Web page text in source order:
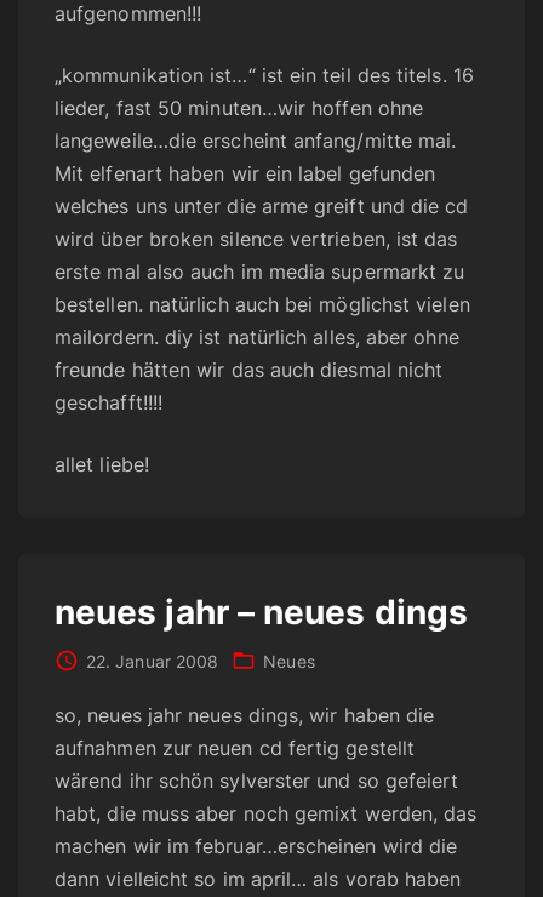
aufgenommen!!!
„kommunikation ist…“ ist ein teil des titels. 16
lieder, fast 50 minuten…wir hoffen ohne
langeweile…die erscheint anfang/mitte mai.
Mit elfenart haben wir ein label gefunden
welches uns unter die arme greift und die cd
wird über broken silence vertrieben, ist das
erste mal also auch im media supermarkt zu
bestellen. natürlich auch bei möglichst vielen
mailordern. diy ist natürlich alles, aber ohne
freunde hätten wir das auch diesmal nicht
geschafft!!!!
allet liebe!
neues jahr – neues dings
22. Januar 2008 Neues
so, neues jahr neues dings, wir haben die
aufnahmen zur neuen cd fertig gestellt
wärend ihr schön sylverster und so gefeiert
habt, die muss aber noch gemixt werden, das
machen wir im februar…erscheinen wird die
dann vielleicht so im april… als vorab haben